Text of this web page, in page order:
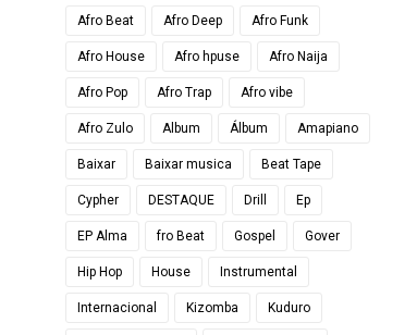
Afro Beat Afro Deep Afro Funk
Afro House Afro hpuse Afro Naija
Afro Pop Afro Trap Afro vibe
Afro Zulo Album Álbum Amapiano
Baixar Baixar musica Beat Tape
Cypher DESTAQUE Drill Ep
EP Alma fro Beat Gospel Gover
Hip Hop House Instrumental
Internacional Kizomba Kuduro